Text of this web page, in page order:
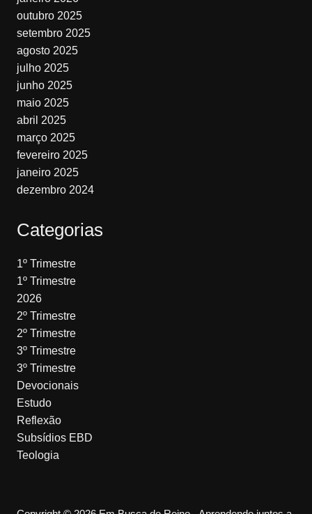
outubro 2025
setembro 2025
agosto 2025
julho 2025
junho 2025
maio 2025
abril 2025
março 2025
fevereiro 2025
janeiro 2025
dezembro 2024
Categorias
1º Trimestre
1º Trimestre
2026
2º Trimestre
2º Trimestre
3º Trimestre
3º Trimestre
Devocionais
Estudo
Reflexão
Subsídios EBD
Teologia